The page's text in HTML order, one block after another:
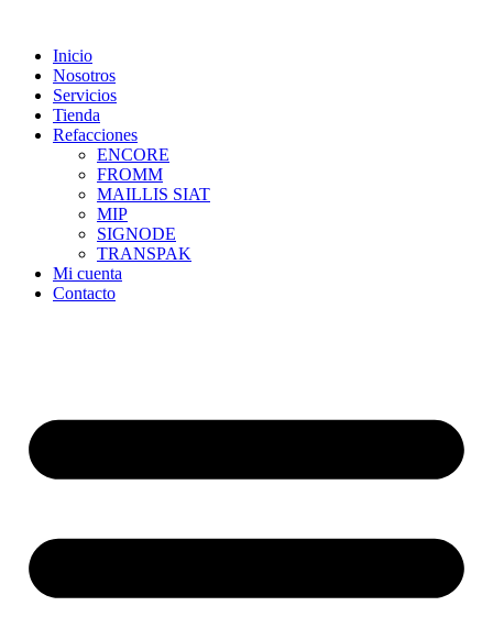
contentInicio
Nosotros
Servicios
Tienda
Refacciones
ENCORE
FROMM
MAILLIS SIAT
MIP
SIGNODE
TRANSPAK
Mi cuenta
Contacto